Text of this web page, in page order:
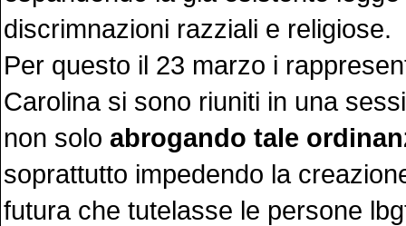
discrimnazioni razziali e religiose.
Per questo il 23 marzo i
Carolina si sono riuniti in una
non solo abrogando tale
soprattutto impedendo la
futura che tutelasse le persone